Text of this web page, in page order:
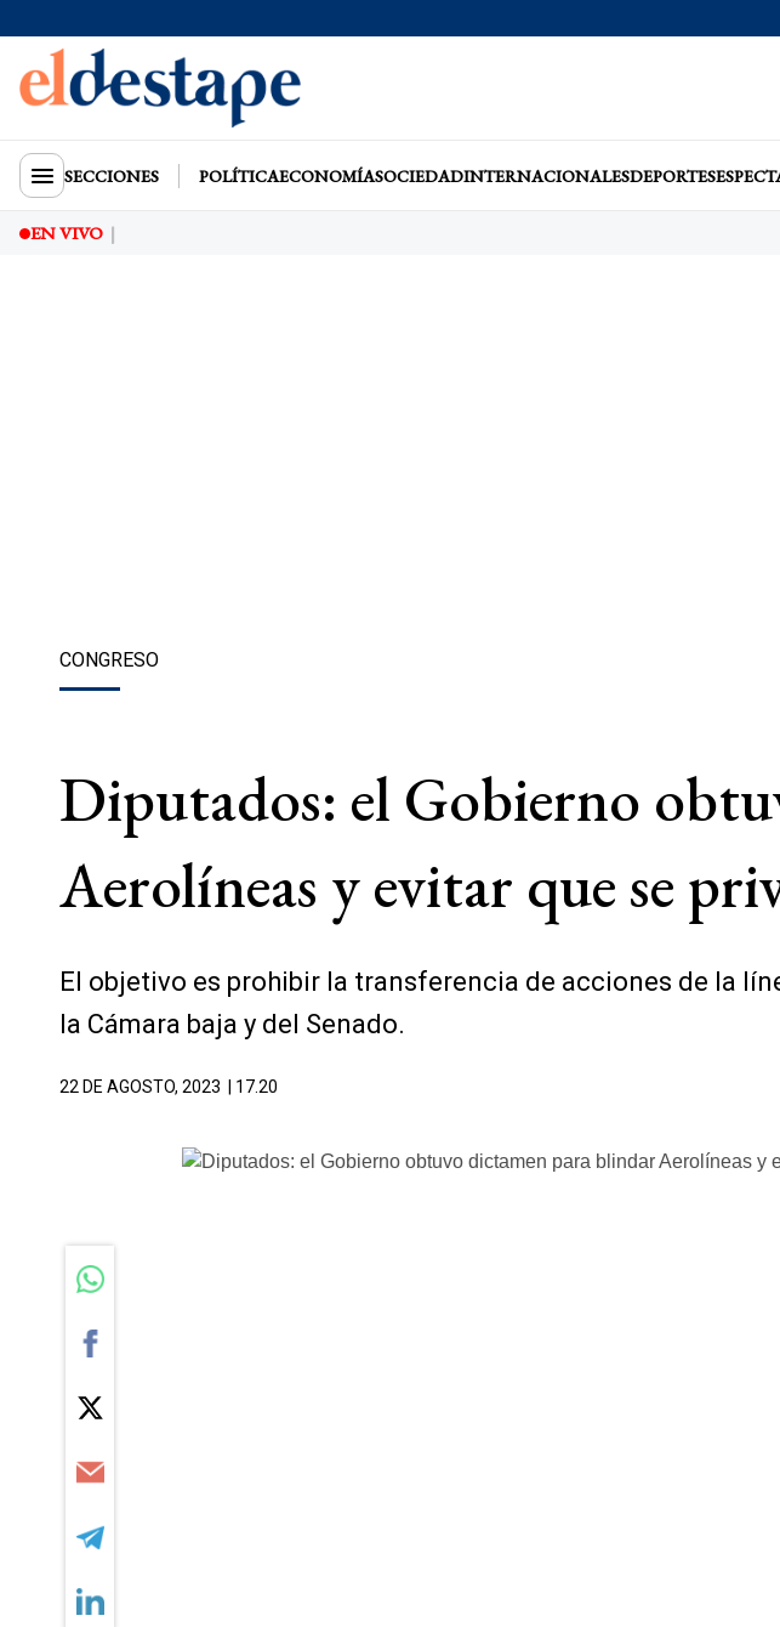
SECCIONES POLÍTICAECONOMÍASOCIEDADINTERNACIONALESDEPORTES
EN VIVO
CONGRESO
Diputados: el Gobierno
Aerolíneas y evitar que se
El objetivo es prohibir la transferencia de acciones de la
la Cámara baja y del Senado.
22 DE AGOSTO, 2023 | 17.20